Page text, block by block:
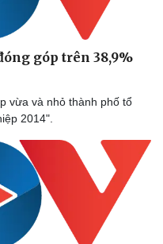
góp trên 38,9%
vừa và nhỏ thành phố tổ
2014".